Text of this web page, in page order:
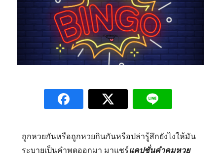
ถูกหวยกันหรือถูกหวยกินกันหรือปล่ารู้สึกยังไงให้มัน
ระบายเป็นคำพูดออกมา มาแชร์แคปชั่นคำคมหวย